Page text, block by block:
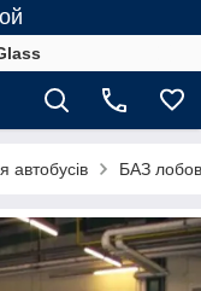
автобуcів БАЗ